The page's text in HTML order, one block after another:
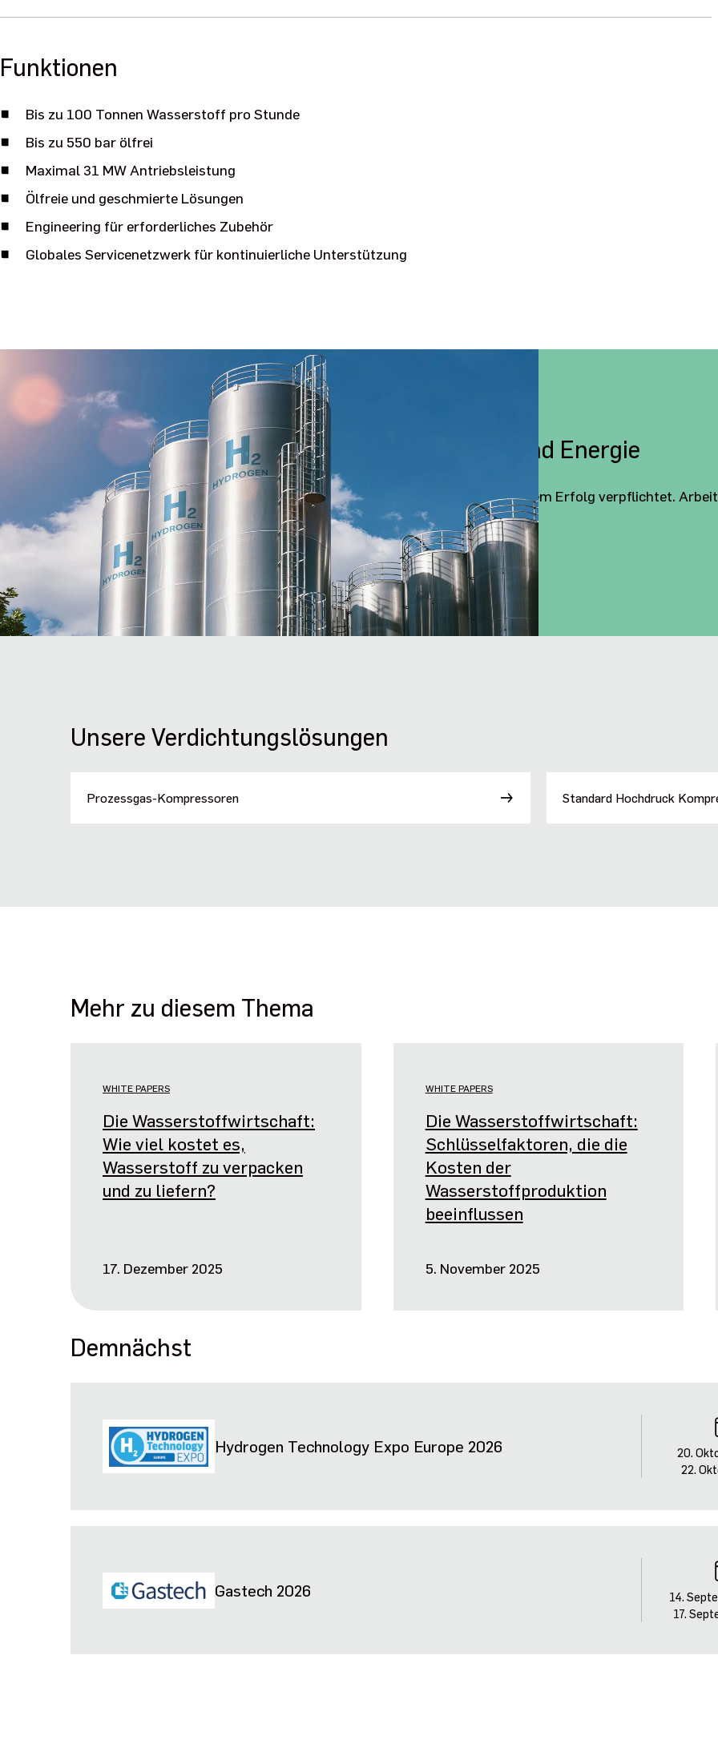
Funktionen
Bis zu 100 Tonnen Wasserstoff pro Stunde
Bis zu 550 bar ölfrei
Maximal 31 MW Antriebsleistung
Ölfreie und geschmierte Lösungen
Engineering für erforderliches Zubehör
Globales Servicenetzwerk für kontinuierliche Unterstützung
Servicelösungen für Wasserstoffmobilität und Energie
Unsere Lösungen bieten höchste Verfügbarkeit und Effizienz. Wir sind Ihrem Erfolg verpflichtet.
Servicelösungen anzeigen
Unsere Verdichtungslösungen
Prozessgas-Kompressoren Standard Hochdruck
Mehr zu diesem Thema
WHITE PAPERS
Die Wasserstoffwirtschaft:
Wie viel kostet es,
Wasserstoff zu verpacken
und zu liefern?
17. Dezember 2025
WHITE PAPERS
Die Wasserstoffwirtschaft:
Schlüsselfaktoren, die die
Kosten der
Wasserstoffproduktion
beeinflussen
5. November 2025
Demnächst
Hydrogen Technology Expo Europe 2026 20.
22.
Gastech 2026 14.
17.